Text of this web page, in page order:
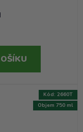
Objem 750 ml
Kód: 2660T